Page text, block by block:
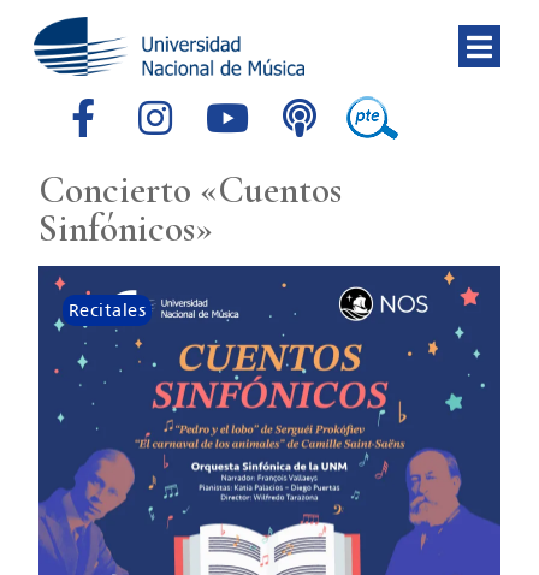
Concierto «Cuentos
Sinfónicos»
Recitales